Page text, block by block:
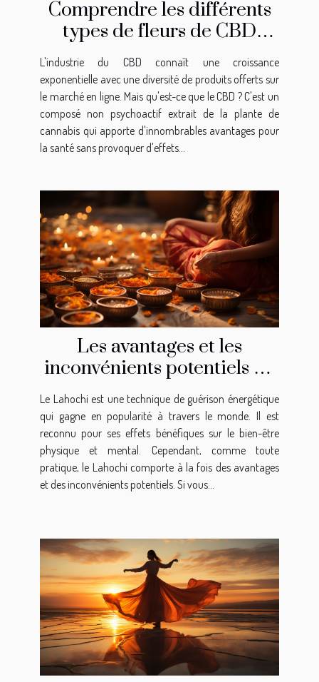
Comprendre les différents
types de fleurs de CBD
disponibles en ligne
L'industrie du CBD connaît une croissance
exponentielle avec une diversité de produits offerts sur
le marché en ligne. Mais qu'est-ce que le CBD ? C'est un
composé non psychoactif extrait de la plante de
cannabis qui apporte d'innombrables avantages pour
la santé sans provoquer d'effets...
Les avantages et les
inconvénients potentiels de
la pratique du Lahochi
Le Lahochi est une technique de guérison énergétique
qui gagne en popularité à travers le monde. Il est
reconnu pour ses effets bénéfiques sur le bien-être
physique et mental. Cependant, comme toute
pratique, le Lahochi comporte à la fois des avantages
et des inconvénients potentiels. Si vous...